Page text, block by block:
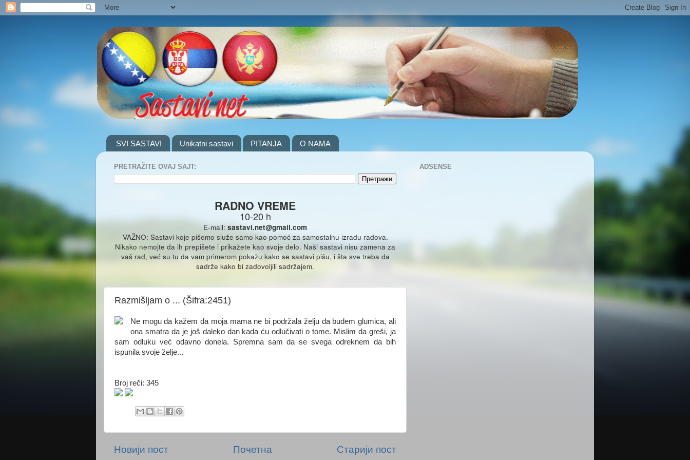
SVI SASTAVI Unikatni sastavi PITANJA O NAMA
PRETRAŽITE OVAJ SAJT:
RADNO VREME
10-20 h
E-mail: sastavi.net@gmail.com
VAŽNO: Sastavi koje pišemo služe samo kao pomoć za samostalnu izradu radova.
Nikako nemojte da ih prepišete i prikažete kao svoje delo. Naši sastavi nisu zamena za
vaš rad, već su tu da vam primerom pokažu kako se sastavi pišu, i šta sve treba da
sadrže kako bi zadovoljili sadržajem.
Razmišljam o ... (Šifra:2451)
Ne mogu da kažem da moja mama ne bi podržala želju da budem glumica, ali
ona smatra da je još daleko dan kada ću odlučivati o tome. Mislim da greši, ja
sam odluku već odavno donela. Spremna sam da se svega odreknem da bih
ispunila svoje želje...
Broj reči: 345
Новији пост Старији пост
Почетна
ADSENSE